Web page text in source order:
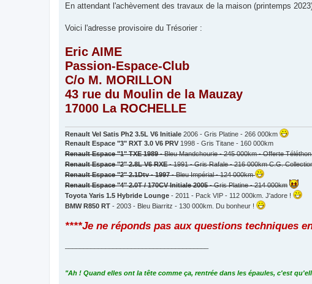
g
o
u
En attendant l'achèvement des travaux de la maison (printemps
Voici l'adresse provisoire du Trésorier :
Eric AIME
Passion-Espace-Club
C/o M. MORILLON
43 rue du Moulin de la Mauzay
17000 La ROCHELLE
Renault Vel Satis Ph2 3.5L V6 Initiale 2006 - Gris Platine - 266 000km
Renault Espace "3" RXT 3.0 V6 PRV 1998 - Gris Titane - 160 000km
Renault Espace "1" TXE 1989- Bleu Mandchourie - 245 000km - Offerte
Renault Espace "2" 2.8L V6 RXE- 1991 - Gris Rafale - 216 000km C.G.
Renault Espace "2" 2.1Dtv - 1997- Bleu Impérial - 124 000km
Renault Espace "4" 2.0T / 170CV Initiale 2005- Gris Platine - 214 000km
Toyota Yaris 1.5 Hybride Lounge - 2011 - Pack VIP - 112 000km. J'adore !
BMW R850 RT - 2003 - Bleu Biarritz - 130 000km. Du bonheur !
****Je ne réponds pas aux questions techniques
"Ah ! Quand elles ont la tête comme ça, rentrée dans les épaules, c'est